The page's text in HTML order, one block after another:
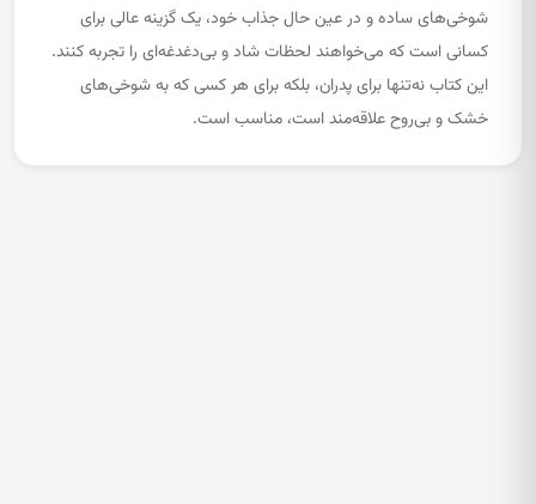
شوخی‌های ساده و در عین حال جذاب خود، یک گزینه عالی برای
کسانی است که می‌خواهند لحظات شاد و بی‌دغدغه‌ای را تجربه کنند.
این کتاب نه‌تنها برای پدران، بلکه برای هر کسی که به شوخی‌های
خشک و بی‌روح علاقه‌مند است، مناسب است.